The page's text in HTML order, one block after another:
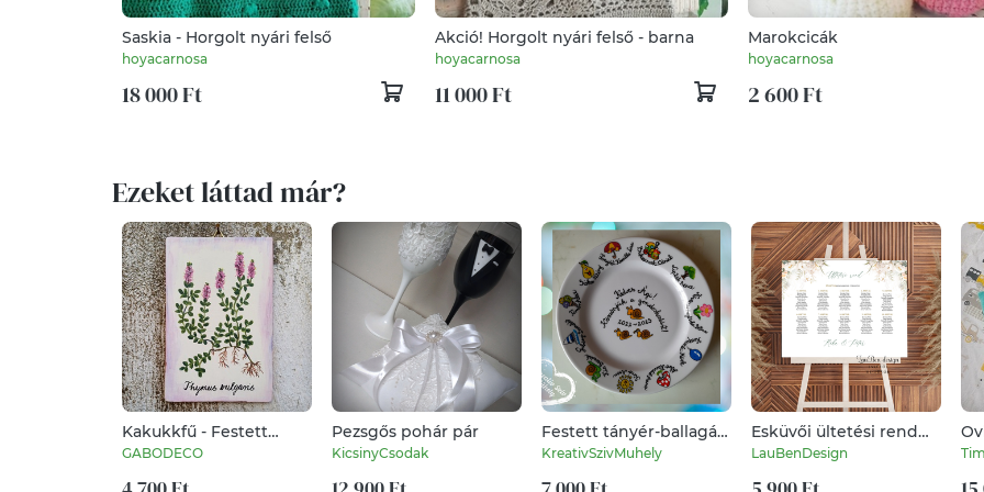
Saskia - Horgolt nyári felső
hoyacarnosa
18 000 Ft
Akció! Horgolt nyári felső - barna
hoyacarnosa
11 000 Ft
Marokcicák
hoyacarnosa
2 600 Ft
Ezeket láttad már?
Kakukkfű - Festett
fűszer kép,
konyhába étkezőbe
GABODECO
Pezsgős pohár pár
KicsinyCsodak
Festett tányér-ballagási
ajándék-óvoda/iskola
KreativSzivMuhely
Esküvői ültetési rend
poszter vagy tábla
LauBenDesign